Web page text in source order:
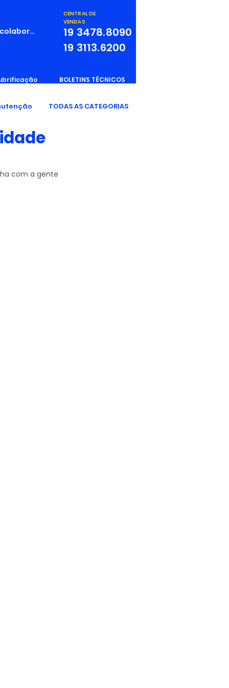
CENTRAL DE
VENDAS
19 3478.8090
19 3113.6200
BOLETINS TÉCNICOS
TODAS AS CATEGORIAS
com a gente